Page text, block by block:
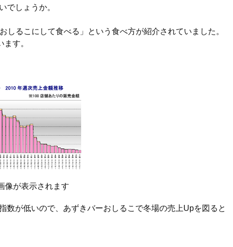
でしょうか。
るこにして食べる」という食べ方が紹介されていました。
す。
像が表示されます
が低いので、あずきバーおしるこで冬場の売上Upを図ると